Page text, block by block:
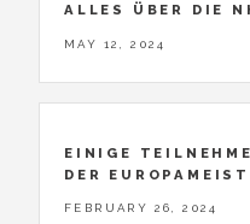
ALLES ÜBER DIE
MAY 12, 2024
EINIGE
DER
FEBRUARY 26, 2024